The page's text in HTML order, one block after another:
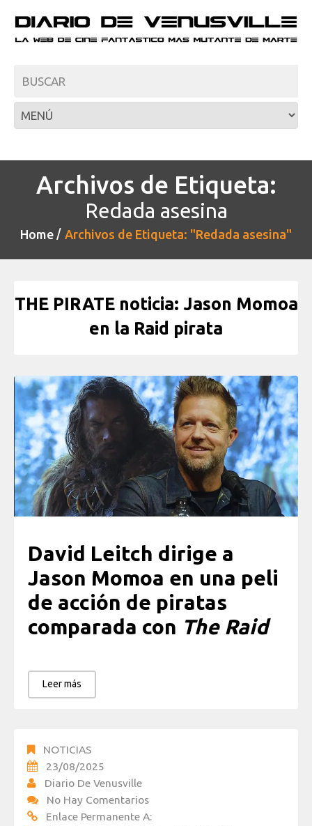
Archivos de Etiqueta:
Redada asesina
Home Archivos de Etiqueta: "Redada asesina"
THE PIRATE noticia: Jason Momoa
en la Raid pirata
David Leitch dirige a
Jason Momoa en una peli
de acción de piratas
comparada con The Raid
Leer más
NOTICIAS
23/08/2025
Diario De Venusville
No Hay Comentarios
Enlace Permanente A: